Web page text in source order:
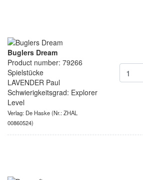
Buglers Dream
Product number: 79266
Spielstücke
LAVENDER Paul
Schwierigkeitsgrad: Explorer
Level
Verlag: De Haske(Nr.: ZHAL
00860524)